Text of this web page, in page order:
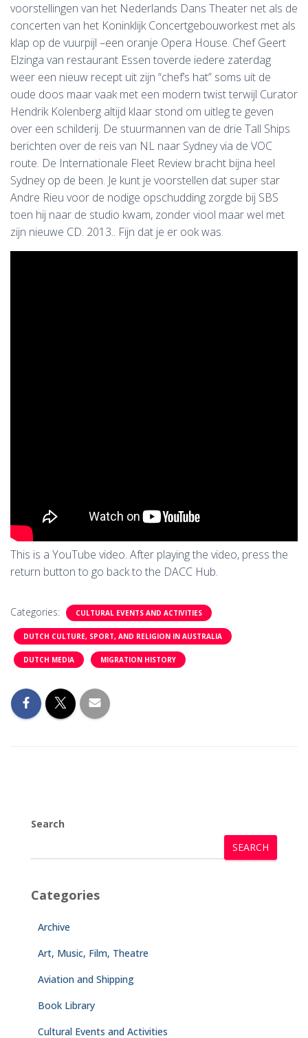
voorstellingen van het Nederlands Dans Theater net als de
concerten van het Koninklijk Concertgebouworkest met als
klap op de vuurpijl –een oranje Opera House. Chef Geert
Elzinga van restaurant Essen toverde iedere zaterdag
weer een nieuw recept uit zijn “chef’s hat” soms uit de
oude doos maar vaak met een modern twist terwijl Curator
Hendrik Kolenberg altijd klaar stond om uitleg te geven
over een schilderij. De stuurmannen van de drie Tall Ships
berichten over de reis van NL naar Sydney via de VOC
route. De Internationale Fleet Review bracht bijna heel
Sydney op de been. Je kunt je voorstellen dat super star
Andre Rieu voor de nodige opschudding zorgde bij SBS
toen hij naar de studio kwam, zonder viool maar wel met
zijn nieuwe CD. 2013.. Fijn dat je er ook was.
This is a YouTube video. After playing the video, press the
return button to go back to the DACC Hub.
Categories: CULTURAL EVENTS AND ACTIVITIES
DUTCH CULTURE, SPORT, AND RELIGION IN AUSTRALIA
DUTCH MEDIA MIGRATION HISTORY
Search
SEARCH
Categories
Archive
Art, Music, Film, Theatre
Aviation and Shipping
Book Library
Cultural Events and Activities